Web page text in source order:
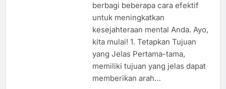
berbagi beberapa cara efektif
untuk meningkatkan
kesejahteraan mental Anda. Ayo,
kita mulai! 1. Tetapkan Tujuan
yang Jelas Pertama-tama,
memiliki tujuan yang jelas dapat
memberikan arah…